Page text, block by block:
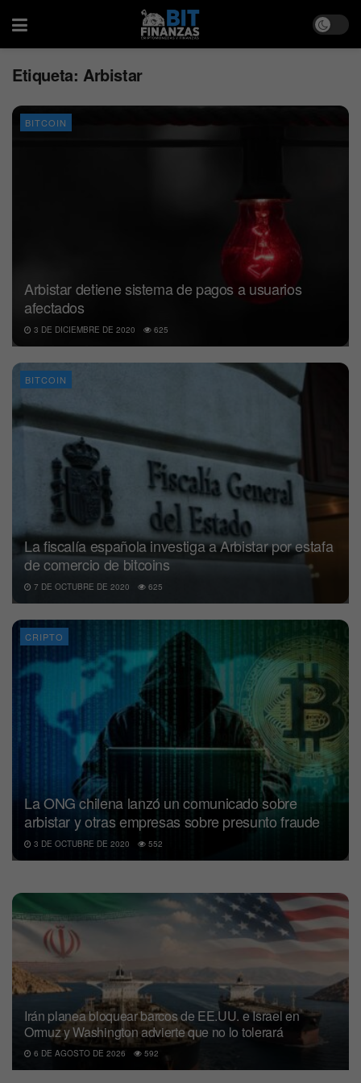
Etiqueta: Arbistar
BITCOIN
Arbistar detiene sistema de pagos a usuarios
afectados
3 DE DICIEMBRE DE 2020 625
BITCOIN
La fiscalía española investiga a Arbistar por estafa
de comercio de bitcoins
7 DE OCTUBRE DE 2020 625
CRIPTO
La ONG chilena lanzó un comunicado sobre
arbistar y otras empresas sobre presunto fraude
3 DE OCTUBRE DE 2020 552
Irán planea bloquear barcos de EE.UU. e Israel en
Ormuz y Washington advierte que no lo tolerará
6 DE AGOSTO DE 2026 592